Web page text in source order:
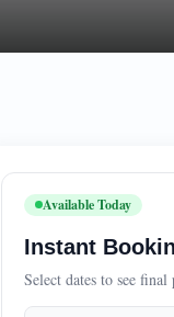
Available Today
Instant
Select dates to see